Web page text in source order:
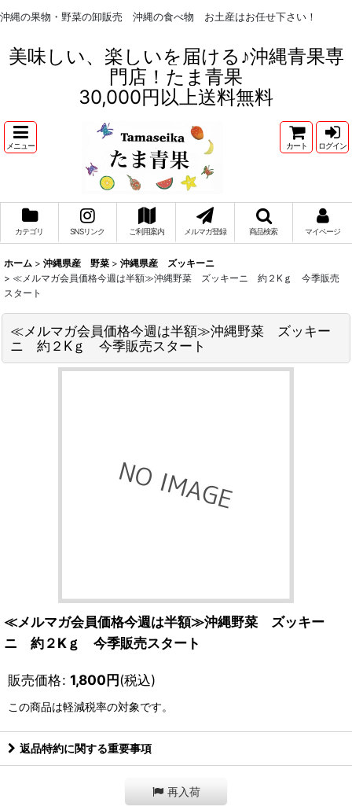
沖縄の果物・野菜の卸販売 沖縄の食べ物 お土産はお任せ下さい！
美味しい、楽しいを届ける♪沖縄青果専
門店！たま青果
30,000円以上送料無料
メニュー カート ログイン
カテゴリ SNSリンク ご利用案内 メルマガ登録 商品検索 マイページ
ホーム > 沖縄県産 野菜 > 沖縄県産 ズッキーニ
> ≪メルマガ会員価格今週は半額≫沖縄野菜 ズッキーニ 約２Kｇ 今季販売
スタート
≪メルマガ会員価格今週は半額≫沖縄野菜 ズッキー
ニ 約２Kｇ 今季販売スタート
≪メルマガ会員価格今週は半額≫沖縄野菜 ズッキー
ニ 約２Kｇ 今季販売スタート
販売価格: 1,800円(税込)
この商品は軽減税率の対象です。
返品特約に関する重要事項
再入荷